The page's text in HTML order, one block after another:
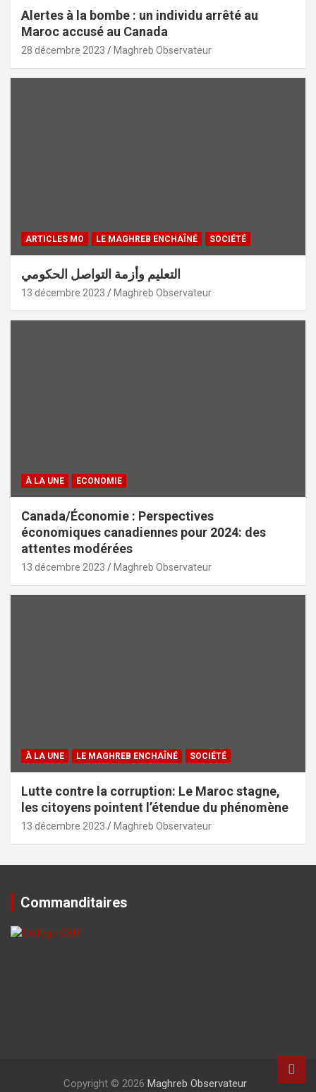
Alertes à la bombe : un individu arrêté au
Maroc accusé au Canada
28 décembre 2023 Maghreb Observateur
ARTICLES MO LE MAGHREB ENCHAÎNÉ SOCIÉTÉ
التعليم وأزمة التواصل الحكومي
13 décembre 2023 Maghreb Observateur
À LA UNE ECONOMIE
Canada/Économie : Perspectives
économiques canadiennes pour 2024: des
attentes modérées
13 décembre 2023 Maghreb Observateur
À LA UNE LE MAGHREB ENCHAÎNÉ SOCIÉTÉ
Lutte contre la corruption: Le Maroc stagne,
les citoyens pointent l’étendue du phénomène
13 décembre 2023 Maghreb Observateur
Commanditaires
Copyright © 2026 Maghreb Observateur